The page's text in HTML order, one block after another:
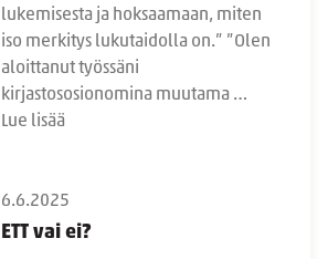
lukemisesta ja hoksaamaan, miten
iso merkitys lukutaidolla on.” ”Olen
aloittanut työssäni
kirjastososionomina muutama …
Lue lisää
6.6.2025
ETT vai ei?